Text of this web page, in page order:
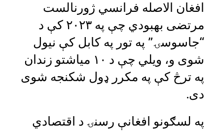
افغان الاصله فرانسي ژورنالست
مرتضی بهبودي چې په ۲۰۲۳ کې د
“جاسوسۍ” په تور په کابل کې نیول
شوی و، ويلي چې د ۱۰ میاشتو زندان
په ترڅ کې په مکرر ډول شکنجه شوی
دی.
په لسګونو افغانې رسنۍ د اقتصادي